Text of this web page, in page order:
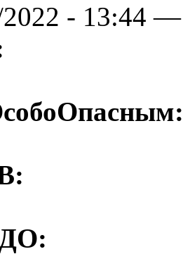
- 13:44 —